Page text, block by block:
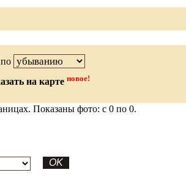
по
на карте новое!
Показаны фото: с 0 по 0.